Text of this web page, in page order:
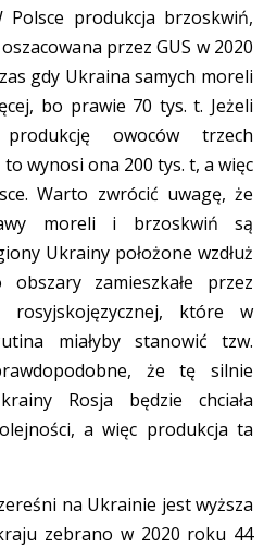
produkcja brzoskwiń,
przez GUS w 2020
gdy Ukraina samych moreli
bo prawie 70 tys. t. Jeżeli
owoców trzech
wynosi ona 200 tys. t, a więc
Warto zwrócić uwagę, że
moreli i brzoskwiń są
Ukrainy położone wzdłuż
zamieszkałe przez
rosyjskojęzycznej, które w
miałyby stanowić tzw.
że tę silnie
Rosja będzie chciała
a więc produkcja ta
na Ukrainie jest wyższa
zebrano w 2020 roku 44